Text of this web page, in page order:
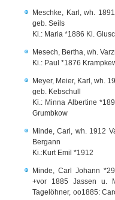
Meschke, Karl, wh.
geb. Seils
Ki.: Maria *1886 Kl.
Mesech, Bertha, wh.
Ki.: Paul *1876
Meyer, Meier, Karl, wh.
geb. Kebschull
Ki.: Minna Albertine
Grumbkow
Minde, Carl, wh. 1912
Bergann
Ki.:Kurt Emil *1912
Minde, Carl Johann
+vor 1885 Jassen u.
Tagelöhner, oo1885: